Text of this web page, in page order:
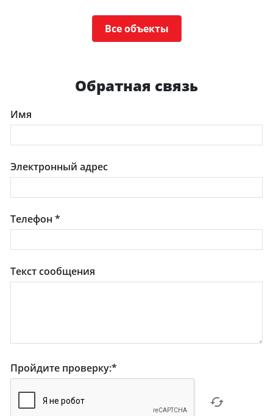
Все объекты
Обратная связь
Имя
Электронный адрес
Телефон*
Текст сообщения
Пройдите проверку:*